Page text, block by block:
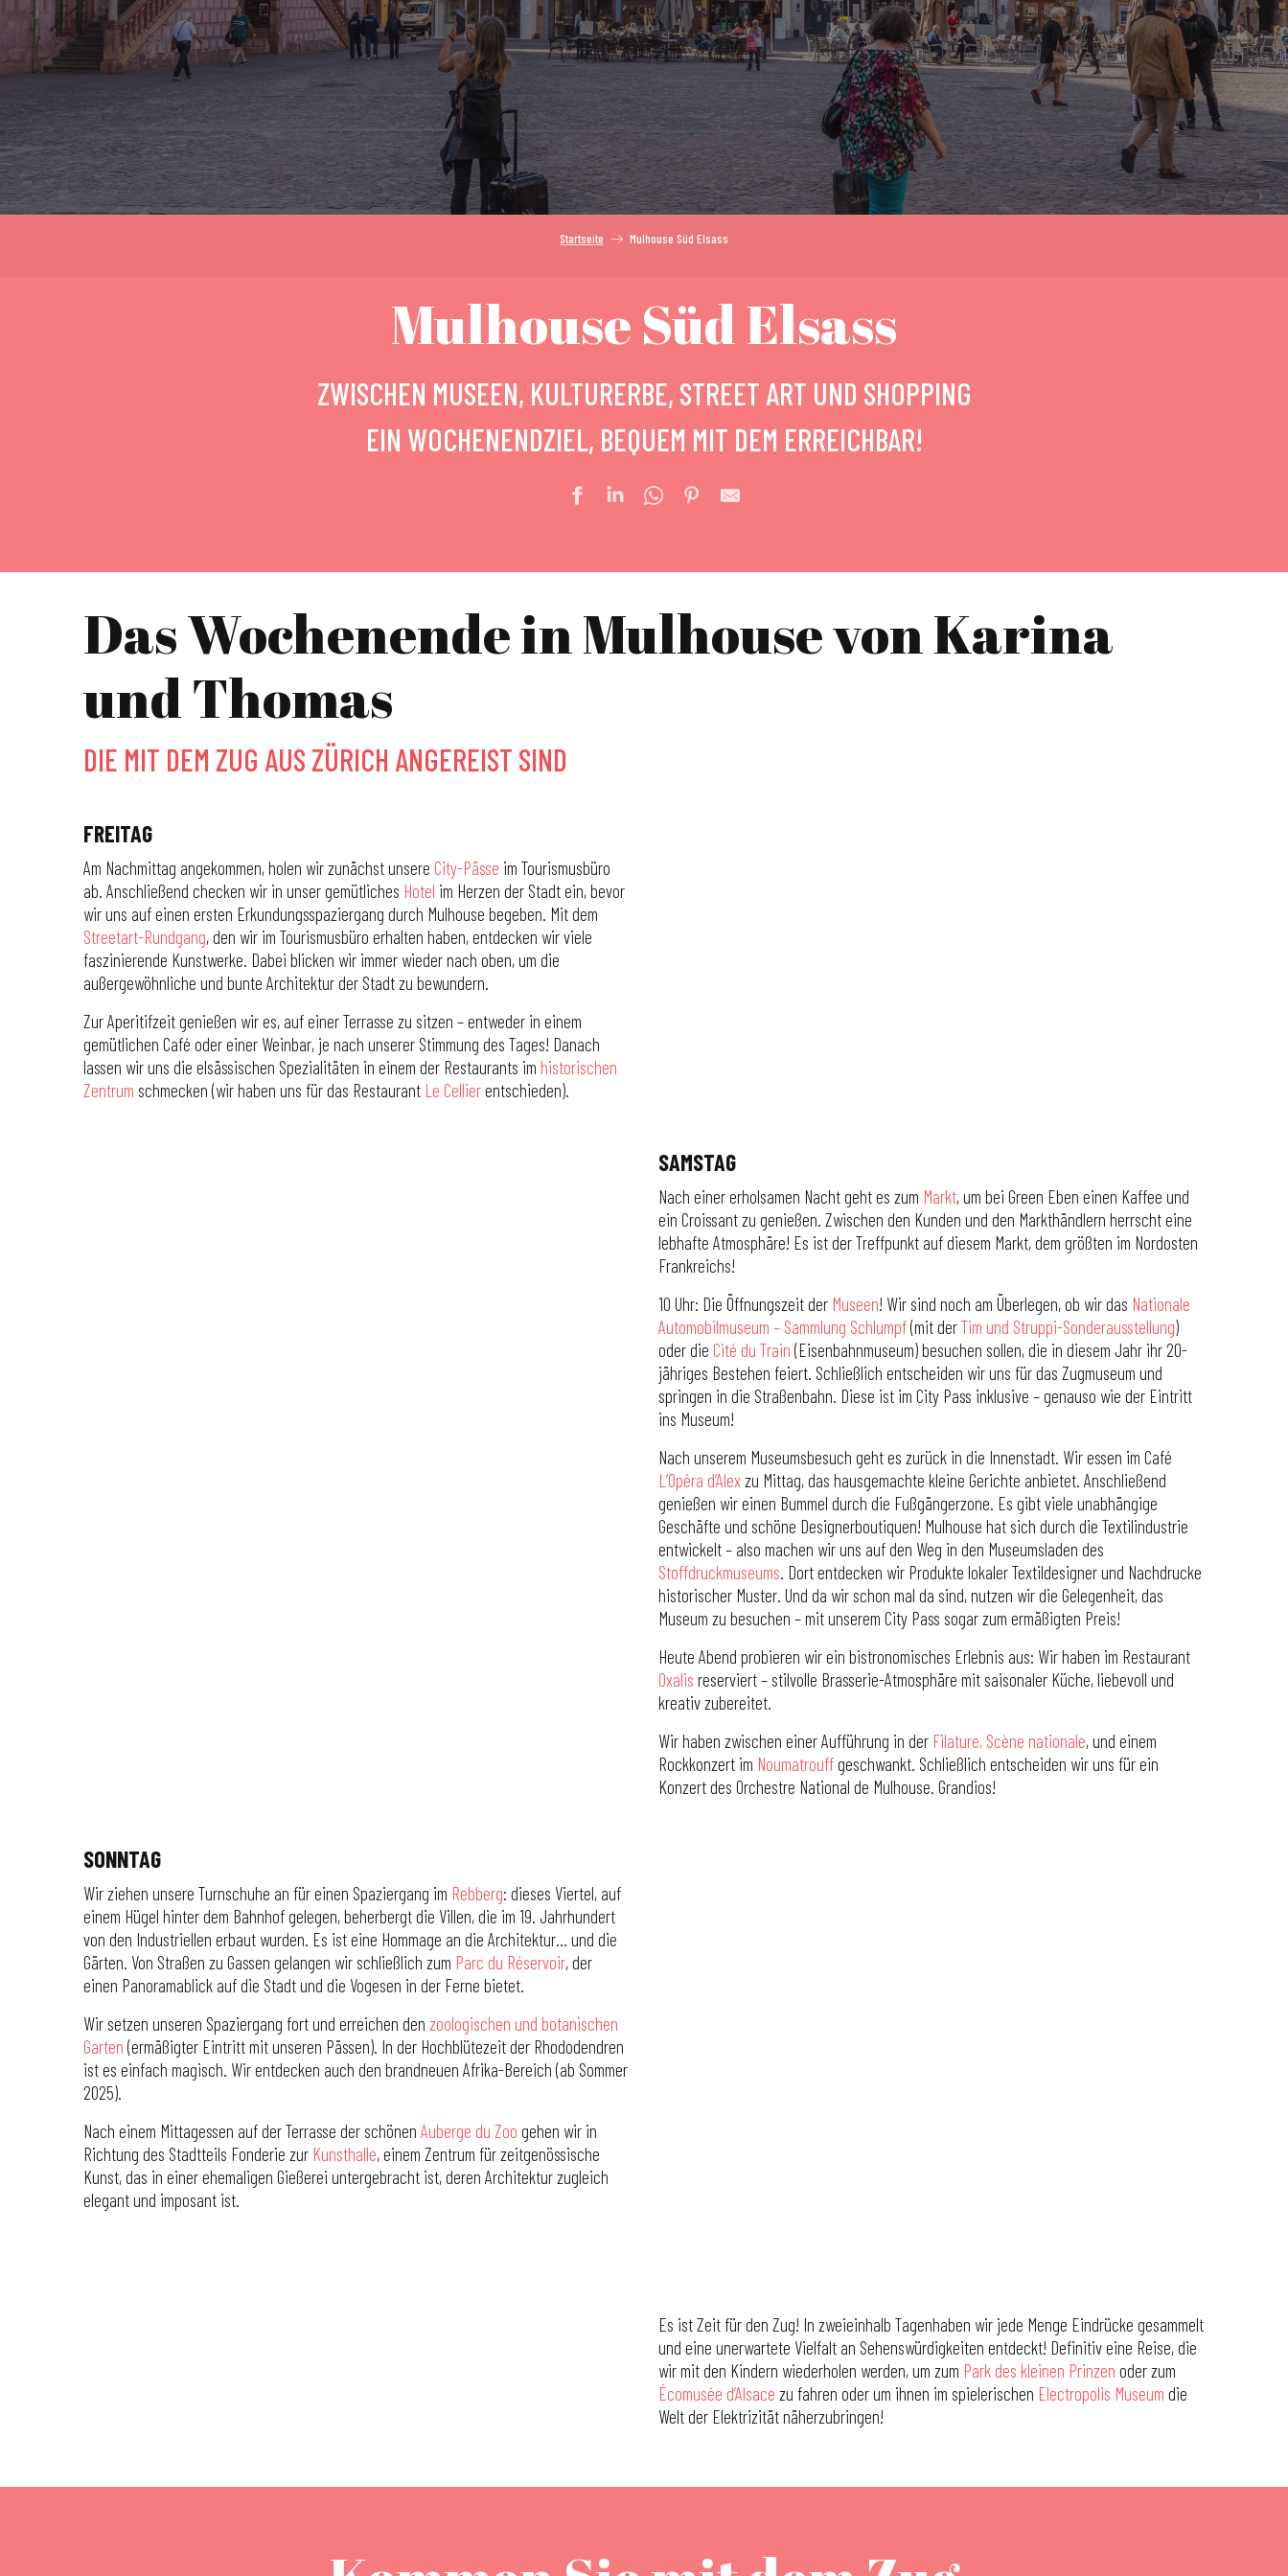
Startseite Mulhouse Süd Elsass
Mulhouse Süd Elsass
ZWISCHEN MUSEEN, KULTURERBE, STREET ART UND SHOPPING
EIN WOCHENENDZIEL, BEQUEM MIT DEM ERREICHBAR!
Das Wochenende in Mulhouse von Karina
und Thomas
DIE MIT DEM ZUG AUS ZÜRICH ANGEREIST SIND
FREITAG
Am Nachmittag angekommen, holen wir zunächst unsere City-Pässe im Tourismusbüro
ab. Anschließend checken wir in unser gemütliches Hotel im Herzen der Stadt ein, bevor
wir uns auf einen ersten Erkundungsspaziergang durch Mulhouse begeben. Mit dem
Streetart-Rundgang, den wir im Tourismusbüro erhalten haben, entdecken wir viele
faszinierende Kunstwerke. Dabei blicken wir immer wieder nach oben, um die
außergewöhnliche und bunte Architektur der Stadt zu bewundern.
Zur Aperitifzeit genießen wir es, auf einer Terrasse zu sitzen – entweder in einem
gemütlichen Café oder einer Weinbar, je nach unserer Stimmung des Tages! Danach
lassen wir uns die elsässischen Spezialitäten in einem der Restaurants im historischen
Zentrum schmecken (wir haben uns für das Restaurant Le Cellier entschieden).
SAMSTAG
Nach einer erholsamen Nacht geht es zum Markt, um bei Green Eben einen Kaffee und
ein Croissant zu genießen. Zwischen den Kunden und den Markthändlern herrscht eine
lebhafte Atmosphäre! Es ist der Treffpunkt auf diesem Markt, dem größten im Nordosten
Frankreichs!
10 Uhr: Die Öffnungszeit der Museen! Wir sind noch am Überlegen, ob wir das Nationale
Automobilmuseum – Sammlung Schlumpf(mit derTim und Struppi-Sonderausstellung)
oder die Cité du Train (Eisenbahnmuseum) besuchen sollen, die in diesem Jahr ihr 20-
jähriges Bestehen feiert. Schließlich entscheiden wir uns für das Zugmuseum und
springen in die Straßenbahn. Diese ist im City Pass inklusive – genauso wie der Eintritt
ins Museum!
Nach unserem Museumsbesuch geht es zurück in die Innenstadt. Wir essen im Café
L’Opéra d’Alexzu Mittag, das hausgemachte kleine Gerichte anbietet. Anschließend
genießen wir einen Bummel durch die Fußgängerzone. Es gibt viele unabhängige
Geschäfte und schöne Designerboutiquen! Mulhouse hat sich durch die Textilindustrie
entwickelt – also machen wir uns auf den Weg in den Museumsladen des
Stoffdruckmuseums. Dort entdecken wir Produkte lokaler Textildesigner und Nachdrucke
historischer Muster. Und da wir schon mal da sind, nutzen wir die Gelegenheit, das
Museum zu besuchen – mit unserem City Pass sogar zum ermäßigten Preis!
Heute Abend probieren wir ein bistronomisches Erlebnis aus: Wir haben im Restaurant
Oxalis reserviert – stilvolle Brasserie-Atmosphäre mit saisonaler Küche, liebevoll und
kreativ zubereitet.
Wir haben zwischen einer Aufführung in der Filature, Scène nationale, und einem
Rockkonzert im Noumatrouff geschwankt. Schließlich entscheiden wir uns für ein
Konzert des Orchestre National de Mulhouse. Grandios!
SONNTAG
Wir ziehen unsere Turnschuhe an für einen Spaziergang im Rebberg: dieses Viertel, auf
einem Hügel hinter dem Bahnhof gelegen, beherbergt die Villen, die im 19. Jahrhundert
von den Industriellen erbaut wurden. Es ist eine Hommage an die Architektur… und die
Gärten. Von Straßen zu Gassen gelangen wir schließlich zum Parc du Réservoir, der
einen Panoramablick auf die Stadt und die Vogesen in der Ferne bietet.
Wir setzen unseren Spaziergang fort und erreichen den zoologischen und botanischen
Garten (ermäßigter Eintritt mit unseren Pässen). In der Hochblütezeit der Rhododendren
ist es einfach magisch. Wir entdecken auch den brandneuen Afrika-Bereich (ab Sommer
2025).
Nach einem Mittagessen auf der Terrasse der schönen Auberge du Zoo gehen wir in
Richtung des Stadtteils Fonderie zur Kunsthalle, einem Zentrum für zeitgenössische
Kunst, das in einer ehemaligen Gießerei untergebracht ist, deren Architektur zugleich
elegant und imposant ist.
Es ist Zeit für den Zug! In zweieinhalb Tagenhaben wir jede Menge Eindrücke gesammelt
und eine unerwartete Vielfalt an Sehenswürdigkeiten entdeckt! Definitiv eine Reise, die
wir mit den Kindern wiederholen werden, um zum Park des kleinen Prinzen oder zum
Écomusée d’Alsace zu fahren oder um ihnen im spielerischen Electropolis Museum die
Welt der Elektrizität näherzubringen!